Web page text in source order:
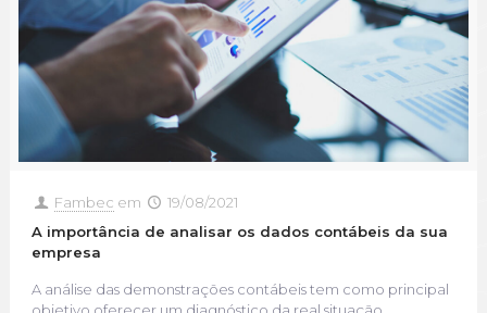
Fambec em
19/08/2021
A importância de analisar os dados contábeis da sua
empresa
A análise das demonstrações contábeis tem como principal